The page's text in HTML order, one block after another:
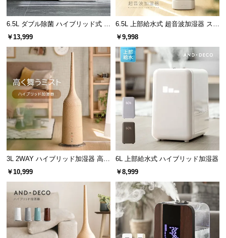
保
証
に
つ
て
会
員
規
約
に
い
て
様
6.5L ダブル除菌 ハイブリッド式 U
Vライト+ヒーター除菌機能付き
￥13,999
6.5L 上部給水式 超音波加湿器 ステ
ンレス振動子モデル
￥9,998
3L 2WAY ハイブリッド加湿器 高さ
調整可能 木目調
￥10,999
6L 上部給水式 ハイブリッド加湿器
￥8,999